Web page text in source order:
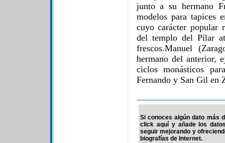
junto a su hermano
modelos para tapices
cuyo carácter popular
del templo del Pilar
frescos.Manuel
hermano del anterior,
ciclos monásticos
Fernando y San Gil en
Si conoces algún dato más
click aquí y añade los
seguir mejorando y
biografías de Internet.